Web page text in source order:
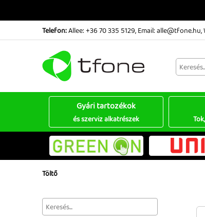
Telefon:Allee: +36 70 335 5129, Email: alle@tfone.hu,
Gyári tartozékok
és szerviz alkatrészek
Töltő